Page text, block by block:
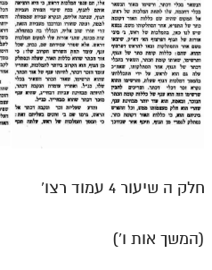
בית שער הכוונות
שידור חי
הזמן סט תע"ס
תלמוד עשר הספירות בעיון
חלק ה שיעור 4 עמוד רצו'
(המשך אות ו')